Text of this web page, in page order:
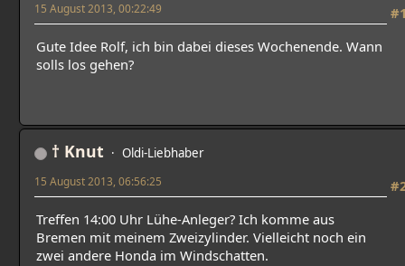
15 August 2013, 00:22:49
Gute Idee Rolf, ich bin dabei dieses Wochenende. Wann
solls los gehen?
† Knut Oldi-Liebhaber
15 August 2013, 06:56:25
Treffen 14:00 Uhr Lühe-Anleger? Ich komme aus
Bremen mit meinem Zweizylinder. Vielleicht noch ein
zwei andere Honda im Windschatten.